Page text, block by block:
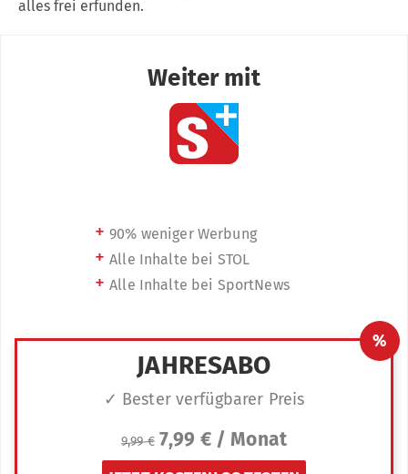
alles frei erfunden.